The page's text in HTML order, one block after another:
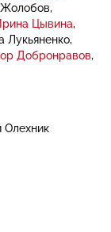
Цывина
Лукьяненко
Добронравов
Олехник